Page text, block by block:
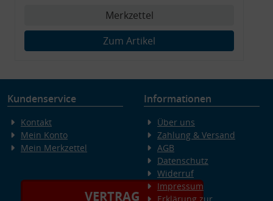
Merkzettel
Zum Artikel
Kundenservice
Kontakt
Mein Konto
Mein Merkzettel
VERTRAG
Informationen
Über uns
Zahlung & Versand
AGB
Datenschutz
Widerruf
Impressum